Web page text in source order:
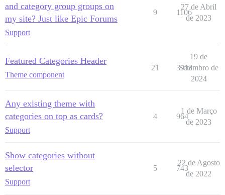
and category group groups on
my site? Just like Epic Forums
Support
9 1106
27 de Abril
de 2023
Featured Categories Header
Theme component
21 3913
19 de
Setembro de
2024
Any existing theme with
categories on top as cards?
Support
4 964
1 de Março
de 2023
Show categories without
selector
Support
5 743
22 de Agosto
de 2022